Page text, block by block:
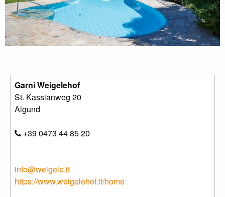
Garni Weigelehof
St. Kassianweg 20
Algund
+39 0473 44 85 20
info@weigele.it
https://www.weigelehof.it/home